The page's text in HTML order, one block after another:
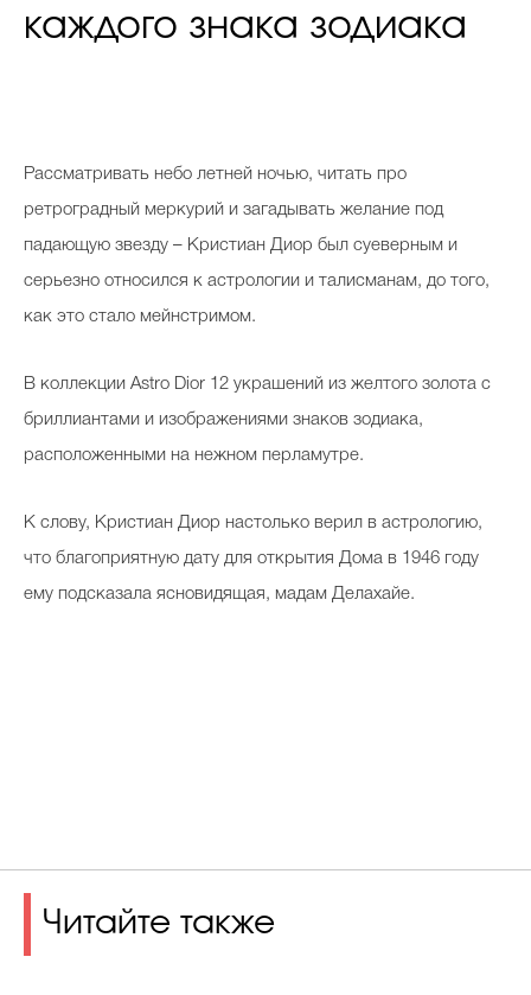
каждого знака зодиака
Рассматривать небо летней ночью, читать про
ретроградный меркурий и загадывать желание под
падающую звезду – Кристиан Диор был суеверным и
серьезно относился к астрологии и талисманам, до того,
как это стало мейнстримом.
В коллекции Astro Dior 12 украшений из желтого золота с
бриллиантами и изображениями знаков зодиака,
расположенными на нежном перламутре.
К слову, Кристиан Диор настолько верил в астрологию,
что благоприятную дату для открытия Дома в 1946 году
ему подсказала ясновидящая, мадам Делахайе.
Читайте также